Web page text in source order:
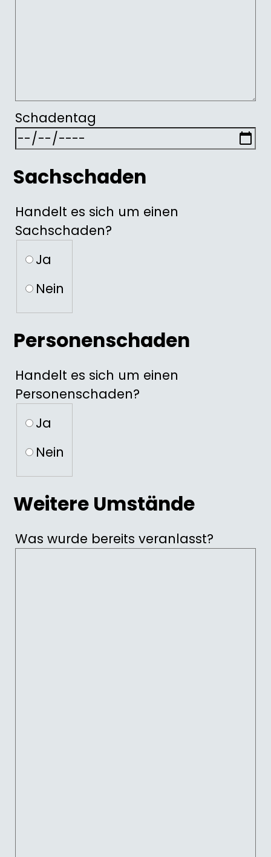
Schadentag
Sachschaden
Handelt es sich um einen
Sachschaden?
Handelt es sich um einen
Ja
Nein
Umfange des Schadens?
Personenschaden
Handelt es sich um einen
Personenschaden?
Handelt es sich um einen
Ja
Nein
Führerscheindaten des Fahres?
Schadenverursacher unter Alkohol-
Weitere Umstände
Was wurde bereits veranlasst?